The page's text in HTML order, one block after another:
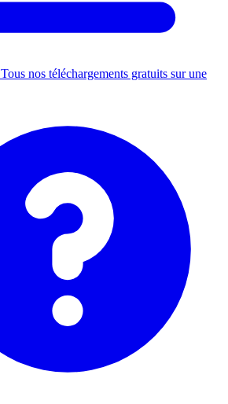
Tous nos téléchargements gratuits sur une